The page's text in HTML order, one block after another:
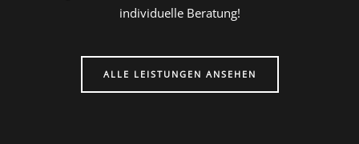
individuelle Beratung!
ALLE LEISTUNGEN ANSEHEN